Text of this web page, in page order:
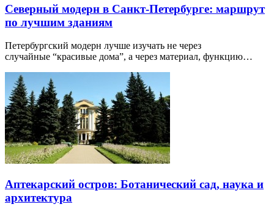
Северный модерн в Санкт-Петербурге: маршрут
по лучшим зданиям
Петербургский модерн лучше изучать не через
случайные “красивые дома”, а через материал, функцию…
Аптекарский остров: Ботанический сад, наука и
архитектура